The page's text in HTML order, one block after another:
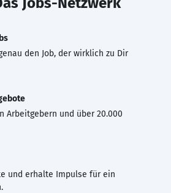
den Job, der wirklich zu Dir
Arbeitgebern und über 20.000
und erhalte Impulse für ein